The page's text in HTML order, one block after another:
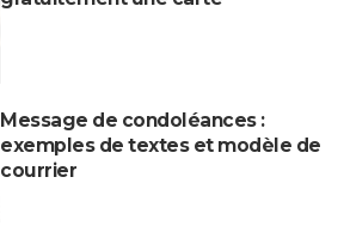
Message de condoléances :
exemples de textes et modèle de
courrier